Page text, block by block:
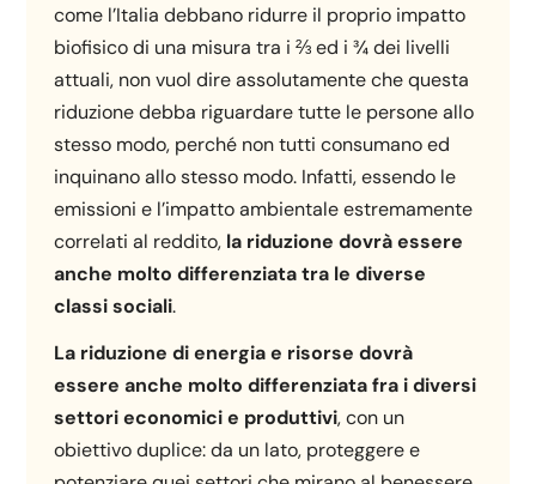
come l’Italia debbano ridurre il proprio impatto
biofisico di una misura tra i ⅔ ed i ¾ dei livelli
attuali, non vuol dire assolutamente che questa
riduzione debba riguardare tutte le persone allo
stesso modo, perché non tutti consumano ed
inquinano allo stesso modo. Infatti, essendo le
emissioni e l’impatto ambientale estremamente
correlati al reddito, la riduzione dovrà essere
anche molto differenziata tra le diverse
classi sociali.
La riduzione di energia e risorse dovrà
essere anche molto differenziata fra i diversi
settori economici e produttivi, con un
obiettivo duplice: da un lato, proteggere e